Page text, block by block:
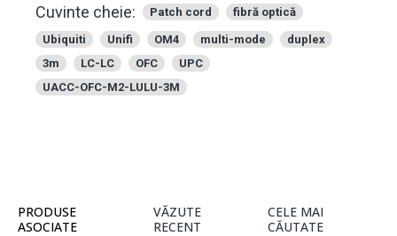
Cuvinte cheie: Patch cord fibră optică
Ubiquiti Unifi OM4 multi-mode
duplex
3m
LC-LC OFC
UPC
UACC-OFC-M2-LULU-3M
PRODUSE
ASOCIATE
VĂZUTE
RECENT
CELE MAI
CĂUTATE